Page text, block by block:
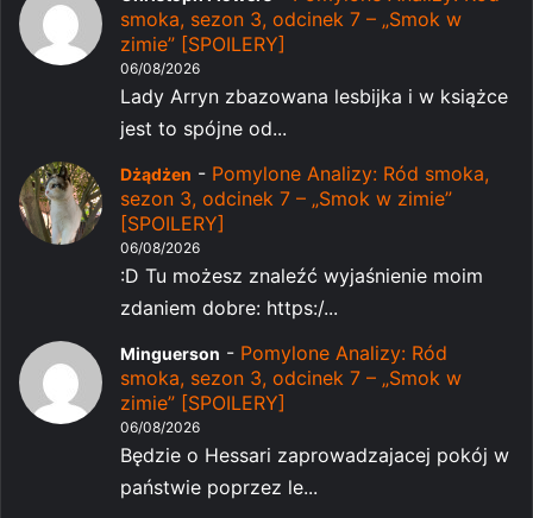
smoka, sezon 3, odcinek 7 – „Smok w
zimie” [SPOILERY]
06/08/2026
Lady Arryn zbazowana lesbijka i w książce
jest to spójne od...
Dżądżen - Pomylone Analizy: Ród smoka,
sezon 3, odcinek 7 – „Smok w zimie”
[SPOILERY]
06/08/2026
:D Tu możesz znaleźć wyjaśnienie moim
zdaniem dobre: https:/...
Minguerson - Pomylone Analizy: Ród
smoka, sezon 3, odcinek 7 – „Smok w
zimie” [SPOILERY]
06/08/2026
Będzie o Hessari zaprowadzajacej pokój w
państwie poprzez le...